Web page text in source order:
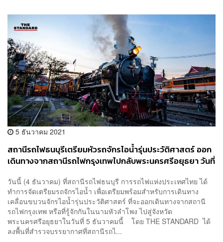
5 ธันวาคม 2021
สถานีรถไฟธนบุรีเตรียมหัวรถจักรไอน้ำรุ่นประวัติศาสตร์ ออก
เดินทางจากสถานีรถไฟกรุงเทพไปกลับพระนครศรีอยุธยา วันที่
วันนี้ (4 ธันวาคม) ที่สถานีรถไฟธนบุรี การรถไฟแห่งประเทศไทย ได้
ทำการจัดเตรียมรถจักรไอน้ำ เพื่อเตรียมพร้อมสำหรับการเดินทาง
เคลื่อนขบวนจักรไอน้ำรุ่นประวัติศาสตร์ ที่จะออกเดินทางจากสถานี
รถไฟกรุงเทพ หรือที่รู้จักกันในนามหัวลำโพง ไปสู่จังหวัด
พระนครศรีอยุธยาในวันที่ 5 ธันวาคมนี้ โดย THE STANDARD ได้
ลงพื้นที่สำรวจบรรยากาศที่สถานีรถไ...